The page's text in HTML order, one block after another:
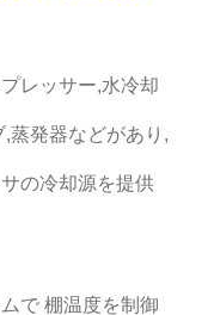
レッサー,水冷却
蒸発器などがあり,
の冷却源を提供
で 棚温度を制御